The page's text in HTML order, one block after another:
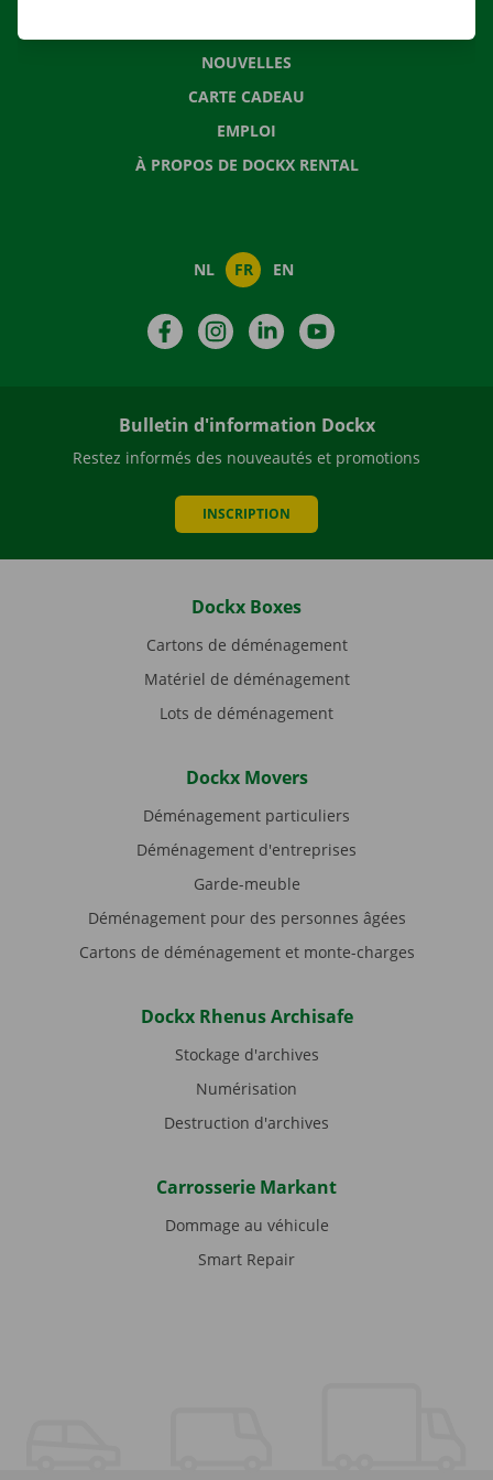
NOUVELLES
CARTE CADEAU
EMPLOI
À PROPOS DE DOCKX RENTAL
NL FR EN
FacebookInstagramLinkedIn
Bulletin d'information Dockx
Restez informés des nouveautés et promotions
INSCRIPTION
Dockx Boxes
Cartons de déménagement
Matériel de déménagement
Lots de déménagement
Dockx Movers
Déménagement particuliers
Déménagement d'entreprises
Garde-meuble
Déménagement pour des personnes âgées
Cartons de déménagement et monte-charges
Dockx Rhenus Archisafe
Stockage d'archives
Numérisation
Destruction d'archives
Carrosserie Markant
Dommage au véhicule
Smart Repair